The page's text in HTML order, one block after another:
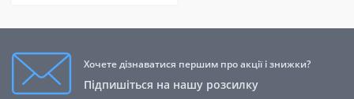
Хочете дізнаватися першим про акції і знижки?
Підпишіться на нашу розсилку